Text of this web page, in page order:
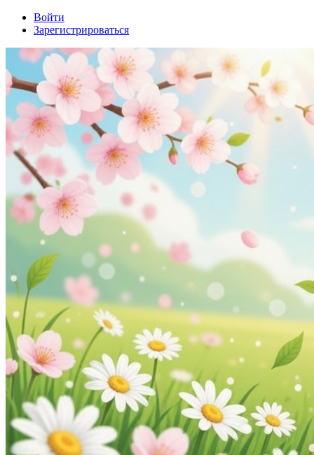
Войти
Зарегистрироваться